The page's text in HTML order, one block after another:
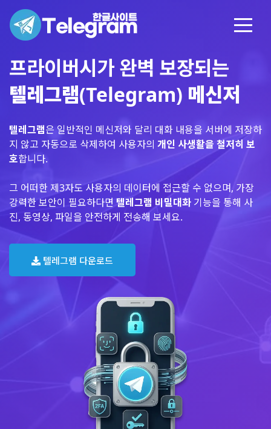
프라이버시가 완벽 보장되는
텔레그램(Telegram) 메신저
텔레그램은 일반적인 메신저와 달리 대화 내용을 서버에 저장하
지 않고 자동으로 삭제하여 사용자의 개인 사생활을 철저히 보
호합니다.
그 어떠한 제3자도 사용자의 데이터에 접근할 수 없으며, 가장
강력한 보안이 필요하다면 텔레그램 비밀대화 기능을 통해 사
진, 동영상, 파일을 안전하게 전송해 보세요.
텔레그램 다운로드